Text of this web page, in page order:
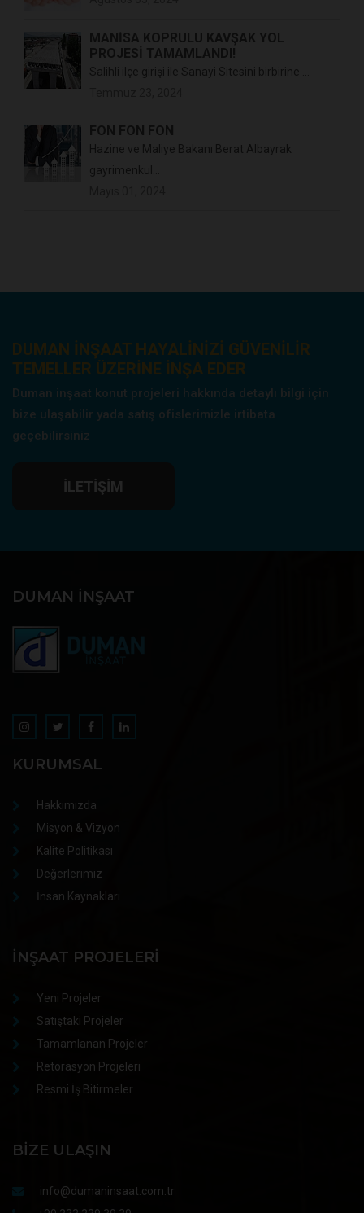
MANİSA KÖPRÜLÜ KAVŞAK YOL
PROJESİ TAMAMLANDI!
Salihli ilçe girişi ile Sanayi Sitesini birbirine ...
FON FON FON
Hazine ve Maliye Bakanı Berat Albayrak
gayrimenkul...
DUMAN INŞAAT HAYALINIZI GÜVENILIR
TEMELLER ÜZERINE INŞA EDER
Duman inşaat konut projeleri hakkında detaylı bilgi için
bize ulaşabilir yada satış ofislerimizle irtibata
geçebilirsiniz
İLETIŞIM
DUMAN İNŞAAT
KURUMSAL
Hakkımızda
Misyon & Vizyon
Kalite Politikası
Değerlerimiz
İnsan Kaynakları
İNŞAAT PROJELERI
Yeni Projeler
Satıştaki Projeler
Tamamlanan Projeler
Retorasyon Projeleri
Resmi İş Bitirmeler
BIZE ULAŞIN
info@dumaninsaat.com.tr